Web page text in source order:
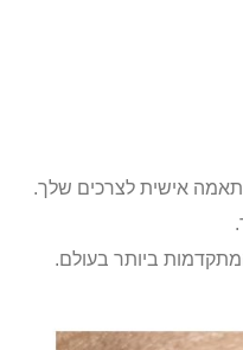
אישית לצרכים שלך.
ביותר בעולם.